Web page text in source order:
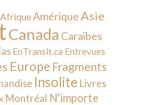
AfriqueAmérique Asie
Canada Caraïbes
EnTransit.ca Entrevues
Europe Fragments
Insolite Livres
Montréal N'importe